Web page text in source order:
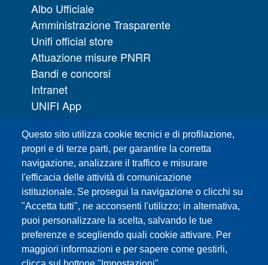
Questo sito utilizza cookie tecnici e di profilazione,
propri e di terze parti, per garantire la corretta
navigazione, analizzare il traffico e misurare
l'efficacia delle attività di comunicazione
istituzionale. Se prosegui la navigazione o clicchi su
"Accetta tutti", ne acconsenti l'utilizzo; in alternativa,
puoi personalizzare la scelta, salvando le tue
preferenze e scegliendo quali cookie attivare. Per
maggiori informazioni e per sapere come gestirli,
Albo Ufficiale
Amministrazione Trasparente
Unifi official store
Attuazione misure PNRR
Bandi e concorsi
Intranet
UNIFI App
URP | Ufficio Relazioni con il Pubblico
Sedi
Mappa del sito
Webmaster e redazione web
Elenco dei siti tematici
Accessibilità
Feed RSS